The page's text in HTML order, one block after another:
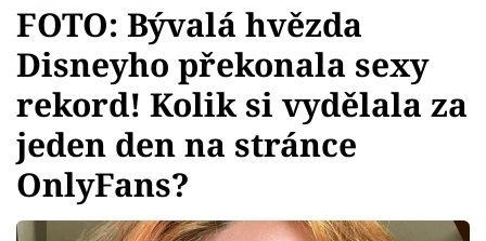
Témata
Showbyznys
Youtubeři
Virály
FOTO: Bývalá hvězda
Disneyho překonala sexy
rekord! Kolik si vydělala za
jeden den na stránce
OnlyFans?